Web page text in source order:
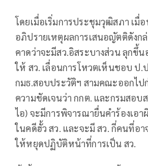
โดยเมื่อเริ่มการประชุมวุฒิสภา เมื่
อภิปรายเหตุผลการเสนอญัตติดังก
คาดว่าจะมีสว.อิสระบางส่วน ลุกขึ้
ให้ สว. เลื่อนการโหวตเห็นชอบ ป.
กมธ.สอบประวัติฯ สามคณะออกไป
ความชัดเจนว่า กกต. และกรมสอบ
ไอ) จะมีการพิจารณายื่นคำร้องเอา
ในคดีฮั้ว สว. และจะมี สว. กี่คนที่อา
ให้หยุดปฏิบัติหน้าที่การเป็น สว.